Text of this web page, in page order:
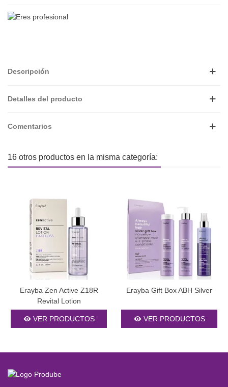
Descripción
Detalles del producto
Comentarios
16 otros productos en la misma categoría:
Erayba Zen Active Z18R
Revital Lotion
VER PRODUCTOS
Erayba Gift Box ABH Silver
VER PRODUCTOS